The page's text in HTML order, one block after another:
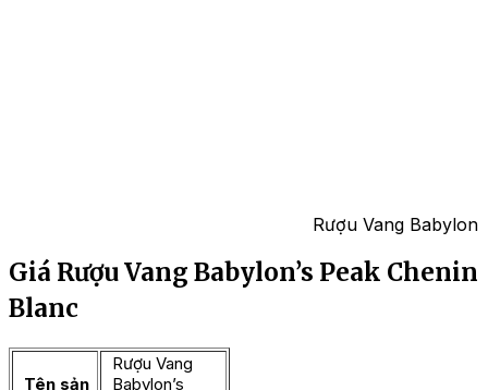
Rượu Vang
Giá Rượu Vang Babylon’s Peak Chenin
Blanc
Tên sản
Rượu Vang
Babylon’s